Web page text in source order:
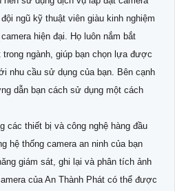
ngũ kỹ thuật viên giàu kinh nghiệm
hiện đại. Họ luôn nắm bắt
ngành, giúp bạn chọn lựa được
nhu cầu sử dụng của bạn. Bên cạnh
dẫn bạn cách sử dụng một cách
các thiết bị và công nghệ hàng đầu
hệ thống camera an ninh của bạn
giám sát, ghi lại và phân tích ảnh
của An Thành Phát có thể được